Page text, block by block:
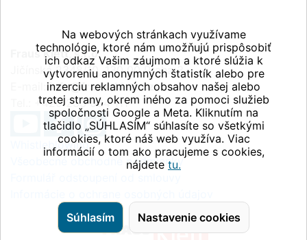
Fraus Klett, s.r.o.
Jičínská 2348/10, 130 00 Praha 3
E-mail:info@fraus-klett.cz
Tel.: +420 233 084 111
Whistleblowing
Všeobecné obchodné podmienky
Na webových stránkach využívame
technológie, ktoré nám umožňujú prispôsobiť
ich odkaz Vašim záujmom a ktoré slúžia k
vytvoreniu anonymných štatistík alebo pre
inzerciu reklamných obsahov našej alebo
tretej strany, okrem iného za pomoci služieb
spoločnosti Google a Meta. Kliknutím na
tlačidlo „SÚHLASÍM“ súhlasíte so všetkými
cookies, ktoré náš web využíva. Viac
informácií o tom ako pracujeme s cookies,
nájdete tu.
Súhlasím Nastavenie cookies